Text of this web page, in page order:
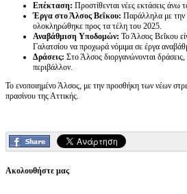
Επέκταση: Προστίθενται νέες εκτάσεις
Έργα στο Άλσος Βεΐκου: Παράλληλα με την
ολοκληρώθηκε προς τα τέλη του 2025.
Αναβάθμιση Υποδομών: Το Άλσος Βεΐκου
Γαλατσίου να προχωρά νόμιμα σε έργα
Δράσεις: Στο Άλσος διοργανώνονται
περιβάλλον.
Το ενοποιημένο Άλσος, με την προσθήκη των νέων
πρασίνου της Αττικής.
Ακολουθήστε μας